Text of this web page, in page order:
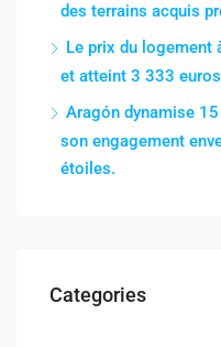
des terrains acquis
Le prix du logement
et atteint 3 333
Aragón dynamise
son engagement
étoiles.
Categories